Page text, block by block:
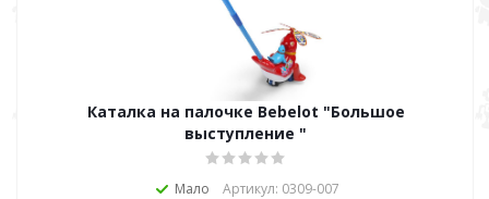
Каталка на палочке Bebelot "Большое
выступление "
Мало Артикул: 0309-007